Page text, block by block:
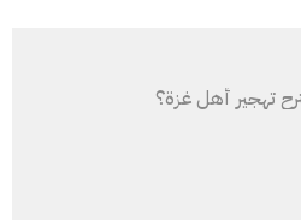
تهجير أهل غزة؟